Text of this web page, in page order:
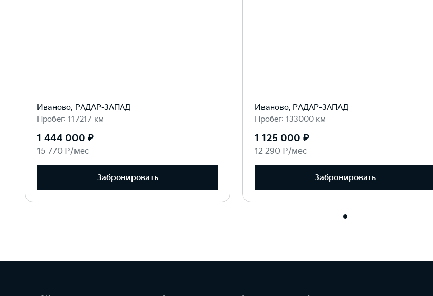
Иваново, РАДАР-ЗАПАД
Пробег: 117217 км
1 444 000 ₽
15 770 ₽/мес
Забронировать
Иваново, РАДАР-ЗАПАД
Пробег: 133000 км
1 125 000 ₽
12 290 ₽/мес
Забронировать